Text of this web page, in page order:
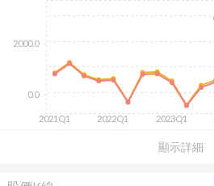
顯示詳細
2021Q1 2022Q1 2023Q1
0.0
2000.0